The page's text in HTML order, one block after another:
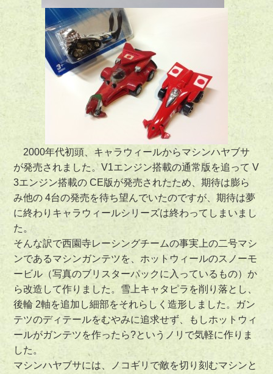
2000年代初頭、キャラウィールからマシンハヤブサ
が発売されました。V1エンジン搭載の通常版を追って V
3エンジン搭載の CE版が発売されたため、期待は膨ら
み他の 4台の発売を待ち望んでいたのですが、期待は夢
に終わりキャラウィールシリーズは終わってしまいまし
た。
そんな訳で西園寺レーシングチームの事実上の二号マシ
ンであるマシンガンテツを、ホットウィールのスノーモ
ービル（写真のブリスターパックに入っているもの）か
ら改造して作りました。雪上キャタピラを削り落とし、
後輪 2軸を追加し細部をそれらしく造形しました。ガン
テツのディテールをむやみに追求せず、もしホットウィ
ールがガンテツを作ったら?というノリで気軽に作りま
した。
マシンハヤブサには、ノコギリで敵を切り刻むマシンと